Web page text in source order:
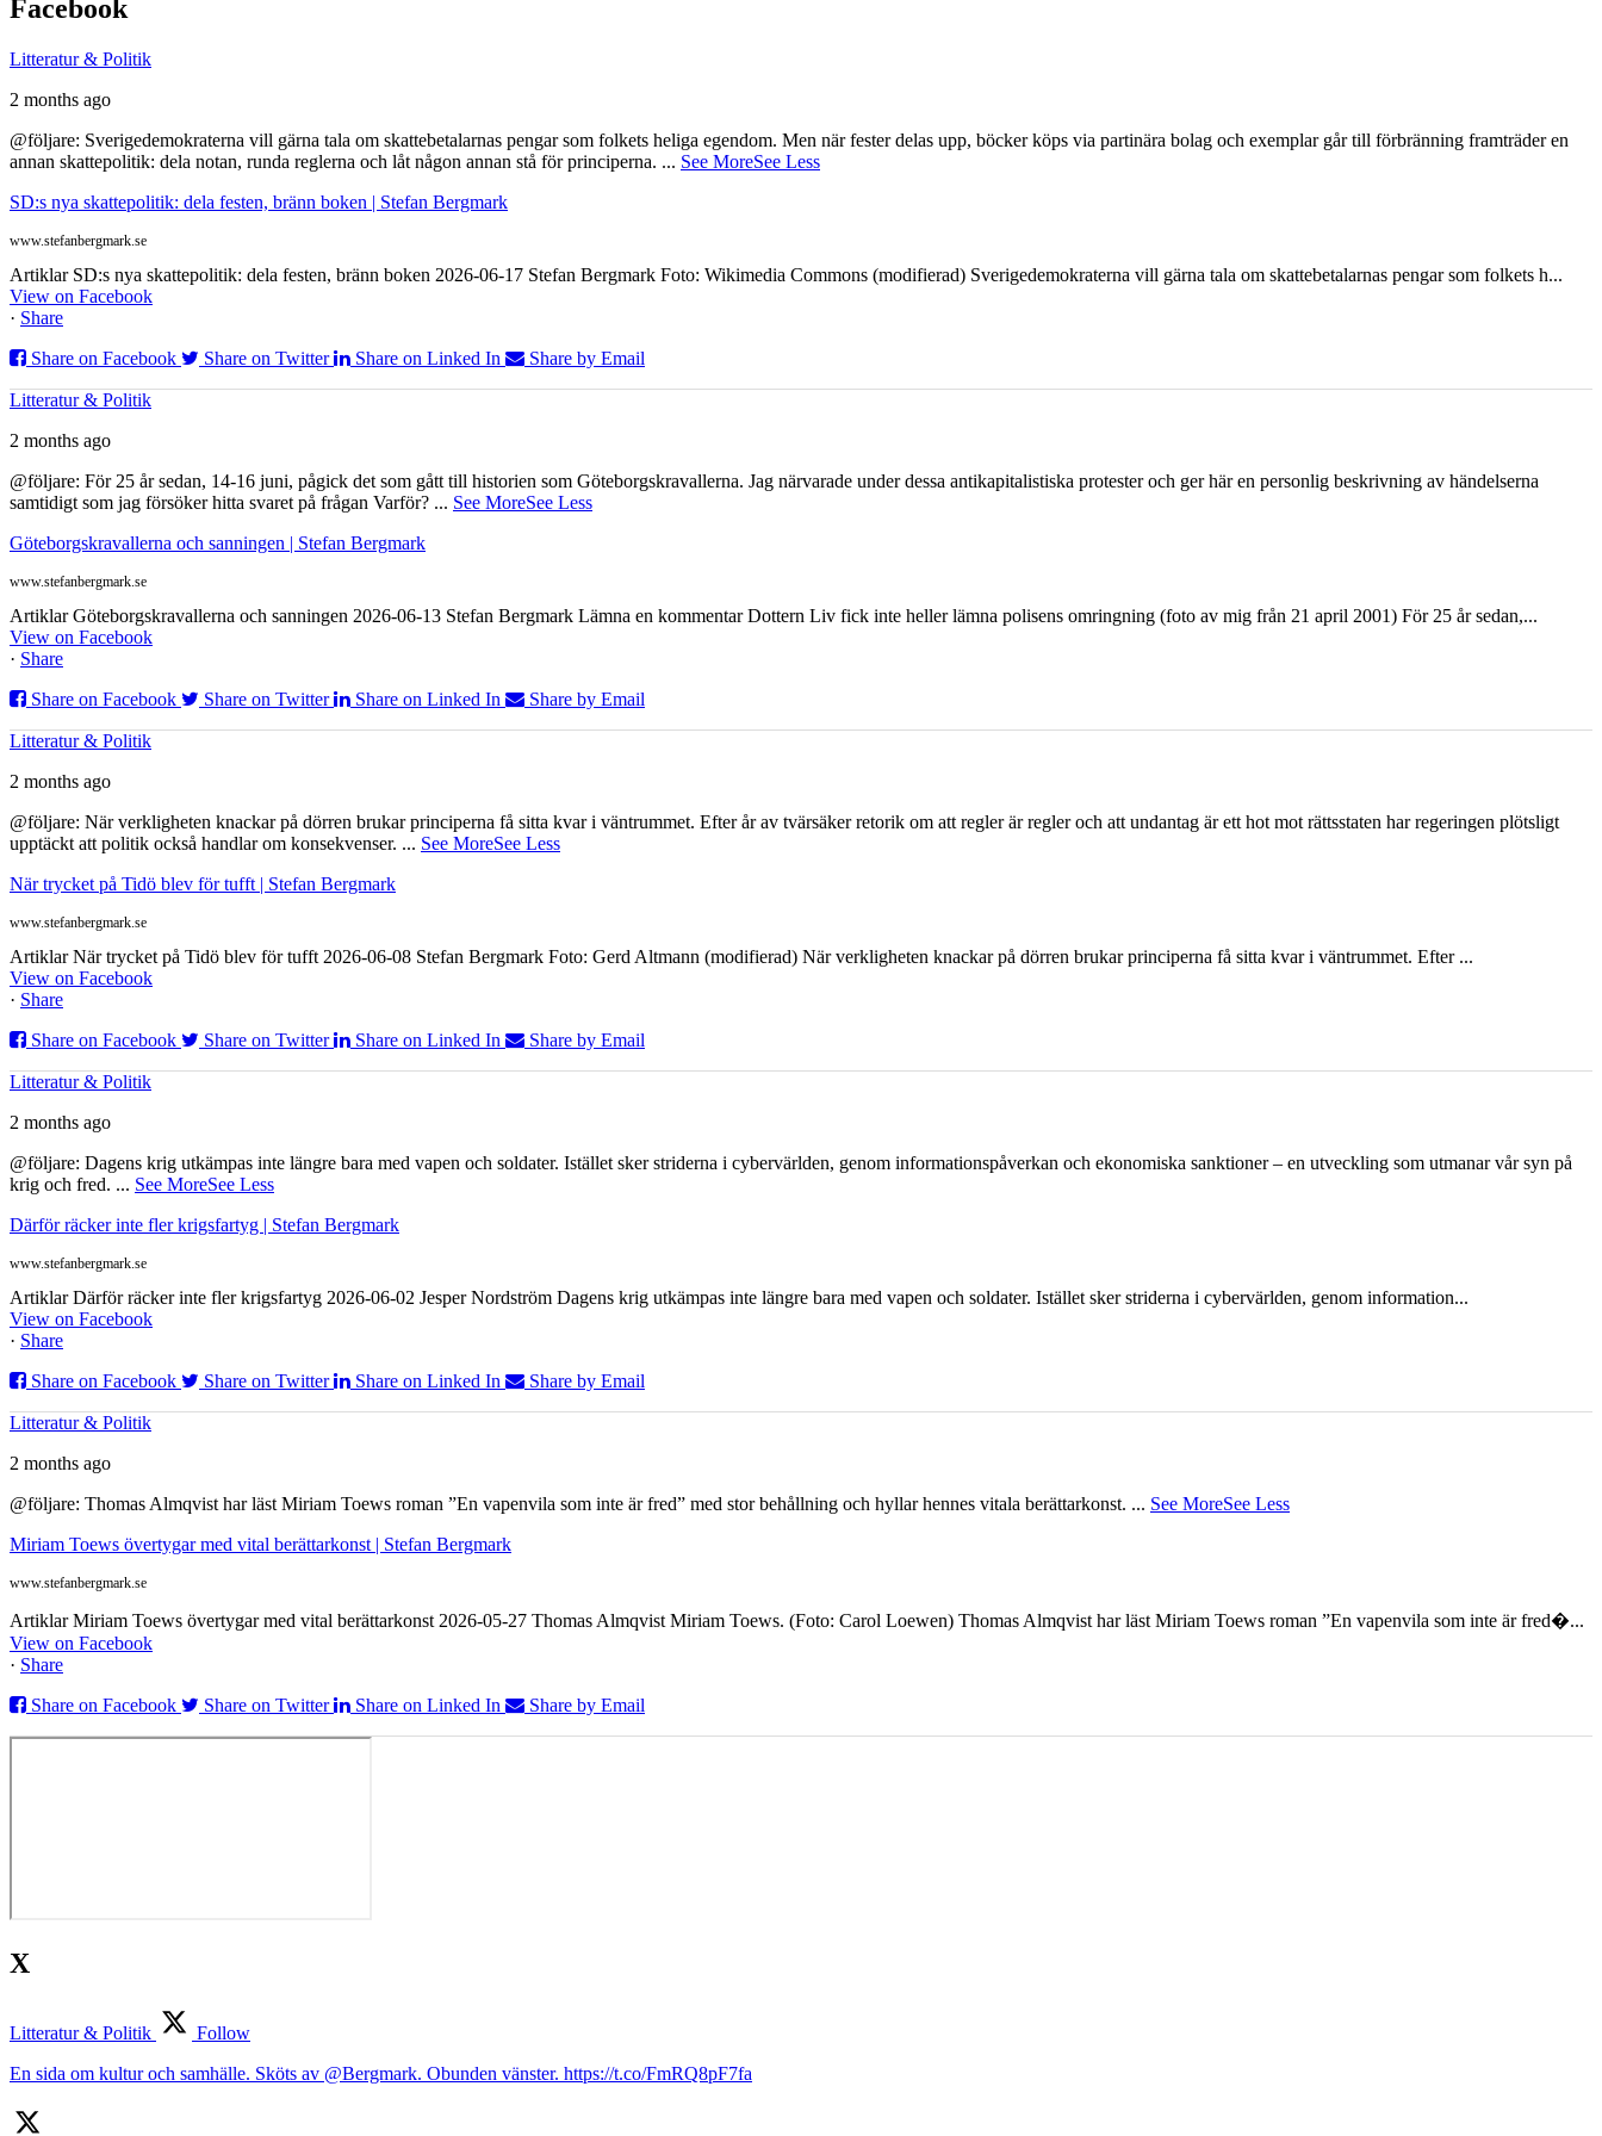
Facebook
Litteratur & Politik
2 months ago
@följare: Sverigedemokraterna vill gärna tala om skattebetalarnas pengar som folkets heliga egendom. Men när fester delas upp, böcker köps via partinära bolag och exemplar går till förbränning framträder en
annan skattepolitik: dela notan, runda reglerna och låt någon annan stå för principerna. ... See MoreSee Less
SD:s nya skattepolitik: dela festen, bränn boken | Stefan Bergmark
www.stefanbergmark.se
Artiklar SD:s nya skattepolitik: dela festen, bränn boken 2026-06-17 Stefan Bergmark Foto: Wikimedia Commons (modifierad) Sverigedemokraterna vill gärna tala om skattebetalarnas pengar som folkets h...
View on Facebook
· Share
Share on Facebook
Share on Twitter Share on Linked In Share by Email
Litteratur & Politik
2 months ago
@följare: För 25 år sedan, 14-16 juni, pågick det som gått till historien som Göteborgskravallerna. Jag närvarade under dessa antikapitalistiska protester och ger här en personlig beskrivning av händelserna
samtidigt som jag försöker hitta svaret på frågan Varför? ... See MoreSee Less
Göteborgskravallerna och sanningen | Stefan Bergmark
www.stefanbergmark.se
Artiklar Göteborgskravallerna och sanningen 2026-06-13 Stefan Bergmark Lämna en kommentar Dottern Liv fick inte heller lämna polisens omringning (foto av mig från 21 april 2001) För 25 år sedan,...
View on Facebook
· Share
Share on Facebook
Share on Twitter Share on Linked In Share by Email
Litteratur & Politik
2 months ago
@följare: När verkligheten knackar på dörren brukar principerna få sitta kvar i väntrummet. Efter år av tvärsäker retorik om att regler är regler och att undantag är ett hot mot rättsstaten har regeringen plötsligt
upptäckt att politik också handlar om konsekvenser. ... See MoreSee Less
När trycket på Tidö blev för tufft | Stefan Bergmark
www.stefanbergmark.se
Artiklar När trycket på Tidö blev för tufft 2026-06-08 Stefan Bergmark Foto: Gerd Altmann (modifierad) När verkligheten knackar på dörren brukar principerna få sitta kvar i väntrummet. Efter ...
View on Facebook
· Share
Share on Facebook
Share on Twitter Share on Linked In Share by Email
Litteratur & Politik
2 months ago
@följare: Dagens krig utkämpas inte längre bara med vapen och soldater. Istället sker striderna i cybervärlden, genom informationspåverkan och ekonomiska sanktioner – en utveckling som utmanar vår syn på
krig och fred. ... See MoreSee Less
Därför räcker inte fler krigsfartyg | Stefan Bergmark
www.stefanbergmark.se
Artiklar Därför räcker inte fler krigsfartyg 2026-06-02 Jesper Nordström Dagens krig utkämpas inte längre bara med vapen och soldater. Istället sker striderna i cybervärlden, genom information...
View on Facebook
· Share
Share on Facebook
Share on Twitter Share on Linked In Share by Email
Litteratur & Politik
2 months ago
@följare: Thomas Almqvist har läst Miriam Toews roman ”En vapenvila som inte är fred” med stor behållning och hyllar hennes vitala berättarkonst. ... See MoreSee Less
Miriam Toews övertygar med vital berättarkonst | Stefan Bergmark
www.stefanbergmark.se
Artiklar Miriam Toews övertygar med vital berättarkonst 2026-05-27 Thomas Almqvist Miriam Toews. (Foto: Carol Loewen) Thomas Almqvist har läst Miriam Toews roman ”En vapenvila som inte är fred�...
View on Facebook
· Share
Share on Facebook
Share on Twitter Share on Linked In Share by Email
X
Litteratur & Politik
Follow
En sida om kultur och samhälle. Sköts av @Bergmark. Obunden vänster. https://t.co/FmRQ8pF7fa